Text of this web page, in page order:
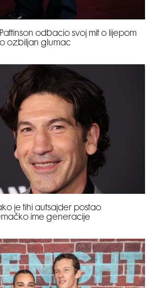
odbacio svoj mit o lijepom
ozbiljan glumac
je tihi autsajder postao
ime generacije